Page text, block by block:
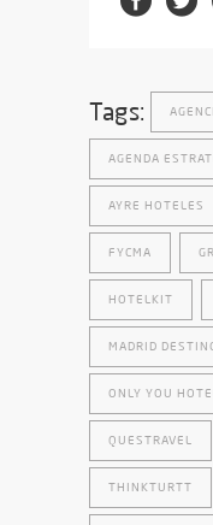
Tags:
AGENDA
AYRE HOTELES
FYCMA
HOTELKIT
MADRID
ONLY YOU
QUESTRAVEL
THINKTURTT